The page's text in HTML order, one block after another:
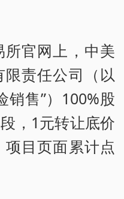
官网上，中美
责任公司（以
销售”）100%股
，1元转让底价
目页面累计点